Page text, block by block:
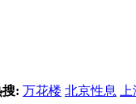
搜: 万花楼 北京性息